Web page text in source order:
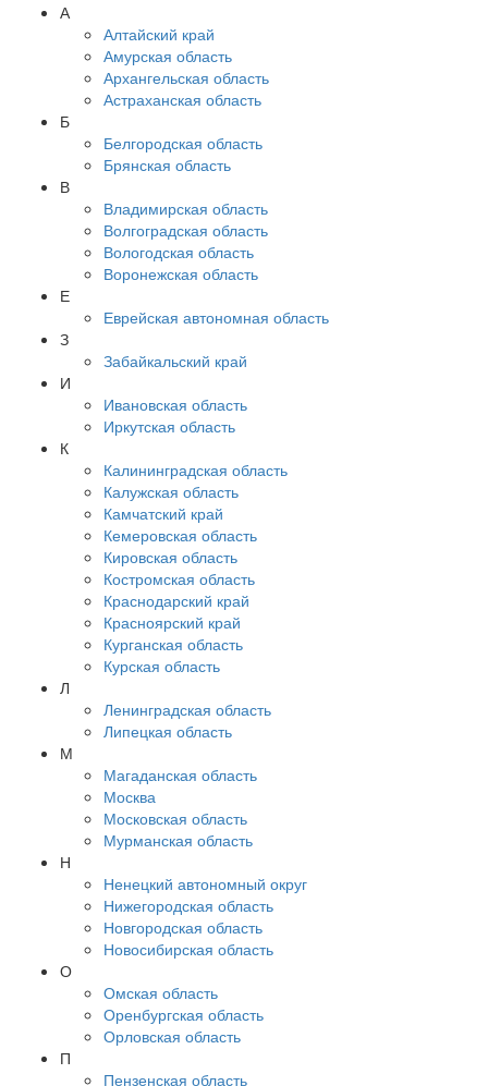
А
Алтайский край
Амурская область
Архангельская область
Астраханская область
Б
Белгородская область
Брянская область
В
Владимирская область
Волгоградская область
Вологодская область
Воронежская область
Е
Еврейская автономная область
З
Забайкальский край
И
Ивановская область
Иркутская область
К
Калининградская область
Калужская область
Камчатский край
Кемеровская область
Кировская область
Костромская область
Краснодарский край
Красноярский край
Курганская область
Курская область
Л
Ленинградская область
Липецкая область
М
Магаданская область
Москва
Московская область
Мурманская область
Н
Ненецкий автономный округ
Нижегородская область
Новгородская область
Новосибирская область
О
Омская область
Оренбургская область
Орловская область
П
Пензенская область